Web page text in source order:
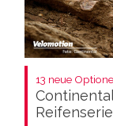
13 neue
Reifenserie